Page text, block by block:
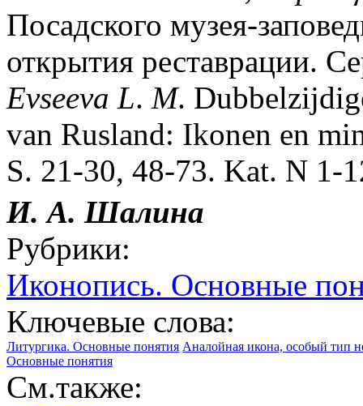
Посадского музея-
открытия реставрации.
Evseeva L. M.
van Rusland: Ikonen en
S. 21-30, 48-73. Kat. N 1-
И. А. Шалина
Рубрики:
Иконопись. Основные
Ключевые слова:
Литургика. Основные понятия Аналойная икона, особый тип
Основные понятия
См.также: